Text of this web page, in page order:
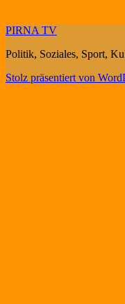
PIRNA TV
Politik, Soziales, Sport,
Stolz präsentiert von